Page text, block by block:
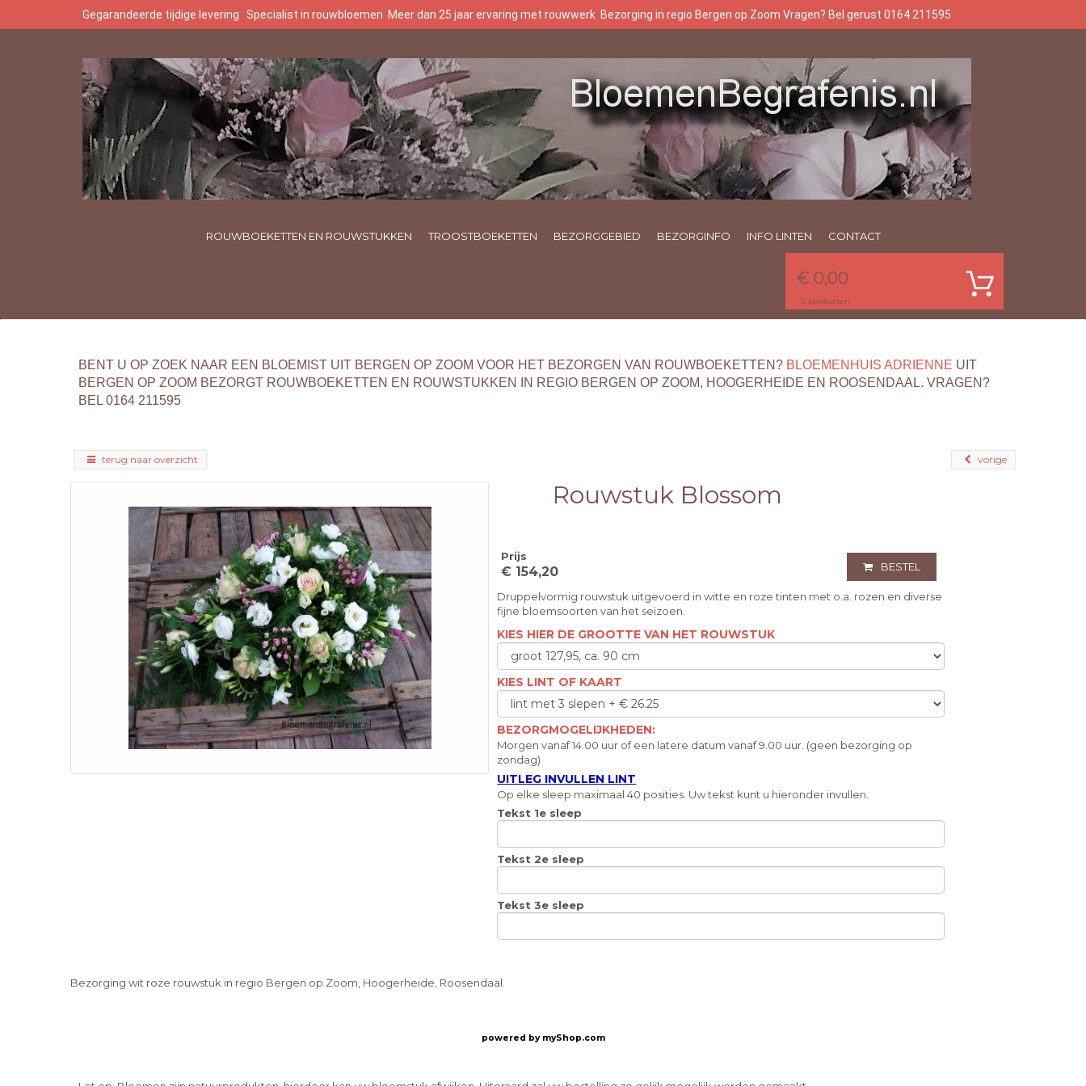
Gegarandeerde tijdige levering Specialist in rouwbloemen Meer dan 25 jaar ervaring met rouwwerk Bezorging in regio Bergen op Zoom Vragen? Bel gerust 0164 211595
ROUWBOEKETTEN EN ROUWSTUKKEN TROOSTBOEKETTEN BEZORGGEBIED BEZORGINFO INFO LINTEN CONTACT
€ 0,00
0 producten
BENT U OP ZOEK NAAR EEN BLOEMIST UIT BERGEN OP ZOOM VOOR HET BEZORGEN VAN ROUWBOEKETTEN? BLOEMENHUIS ADRIENNE UIT
BERGEN OP ZOOM BEZORGT ROUWBOEKETTEN EN ROUWSTUKKEN IN REGIO BERGEN OP ZOOM, HOOGERHEIDE EN ROOSENDAAL. VRAGEN?
BEL 0164 211595
terug naar overzicht vorige
Rouwstuk Blossom
Prijs
€ 154,20 BESTEL
Druppelvormig rouwstuk uitgevoerd in witte en roze tinten met o.a. rozen en diverse
fijne bloemsoorten van het seizoen.
KIES HIER DE GROOTTE VAN HET ROUWSTUK
KIES LINT OF KAART
BEZORGMOGELIJKHEDEN:
Morgen vanaf 14.00 uur of een latere datum vanaf 9.00 uur. (geen bezorging op
zondag)
UITLEG INVULLEN LINT
Op elke sleep maximaal 40 posities. Uw tekst kunt u hieronder invullen.
Tekst 1e sleep
Tekst 2e sleep
Tekst 3e sleep
Bezorging wit roze rouwstuk in regio Bergen op Zoom, Hoogerheide, Roosendaal.
powered by myShop.com